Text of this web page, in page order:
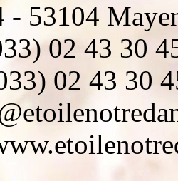
- 53104
02 43 30
02 43 30